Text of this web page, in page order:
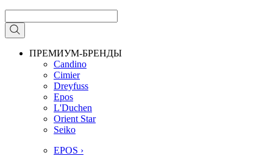
ПРЕМИУМ-БРЕНДЫ
Candino
Cimier
Dreyfuss
Epos
L'Duchen
Orient Star
Seiko
EPOS ›